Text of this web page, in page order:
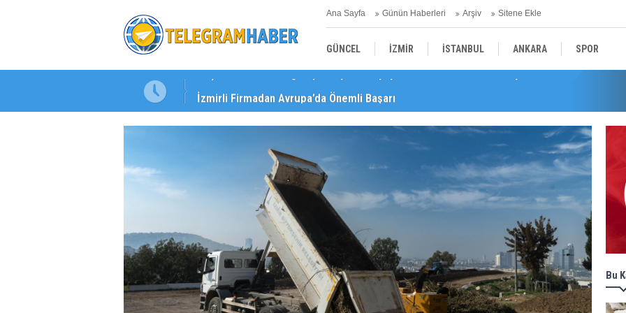
Ana Sayfa Günün Haberleri Arşiv Sitene Ekle
GÜNCEL İZMİR İSTANBUL ANKARA SPOR
İzmirli Firmadan Avrupa’da Önemli Başarı
Bu